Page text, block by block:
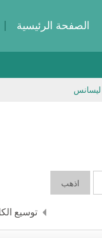
الصفحة الرئيسية
ليسانس
توسيع